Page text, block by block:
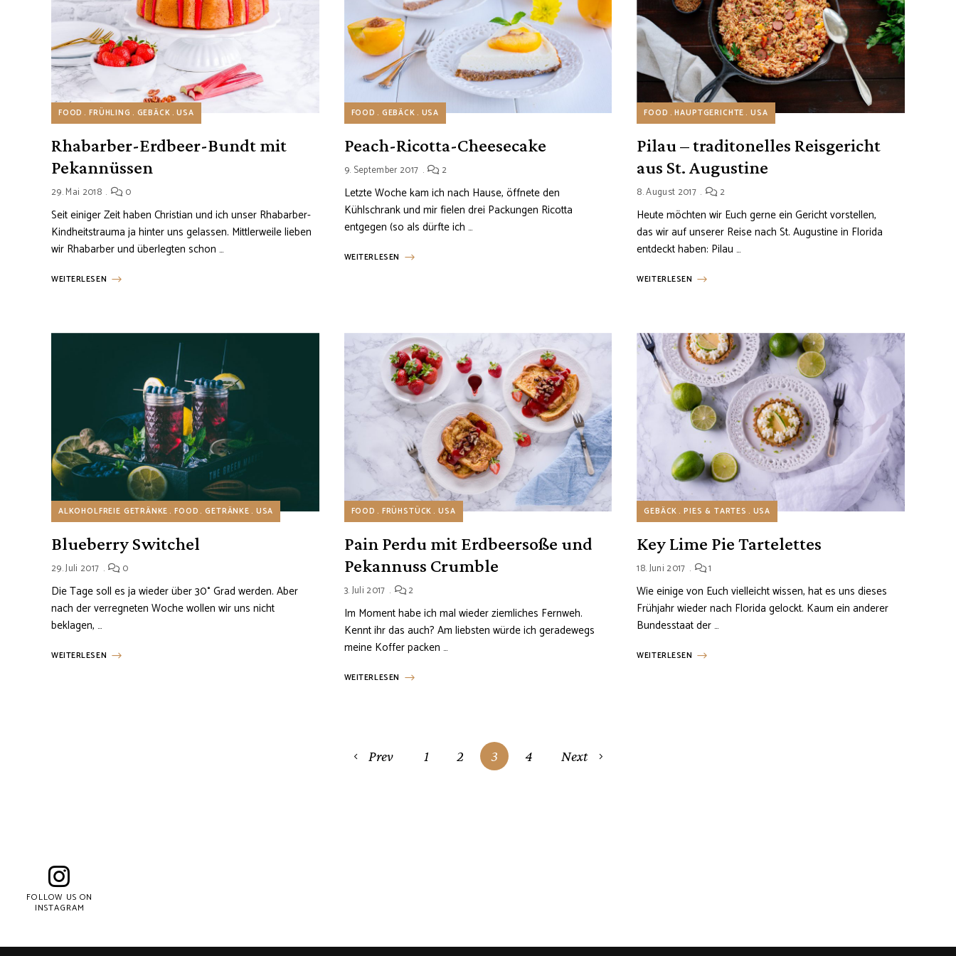
FOOD FRÜHLING GEBÄCK USA
Rhabarber-Erdbeer-Bundt mit
Pekannüssen
29. Mai 2018 0
Seit einiger Zeit haben Christian und ich unser Rhabarber-
Kindheitstrauma ja hinter uns gelassen. Mittlerweile lieben
wir Rhabarber und überlegten schon …
WEITERLESEN
FOOD GEBÄCK USA
Peach-Ricotta-Cheesecake
9. September 2017 2
Letzte Woche kam ich nach Hause, öffnete den
Kühlschrank und mir fielen drei Packungen Ricotta
entgegen (so als dürfte ich …
WEITERLESEN
FOOD HAUPTGERICHTE USA
Pilau – traditonelles Reisgericht
aus St. Augustine
8. August 2017 2
Heute möchten wir Euch gerne ein Gericht vorstellen,
das wir auf unserer Reise nach St. Augustine in Florida
entdeckt haben: Pilau …
WEITERLESEN
ALKOHOLFREIE GETRÄNKE FOOD GETRÄNKE USA
Blueberry Switchel
29. Juli 2017 0
Die Tage soll es ja wieder über 30° Grad werden. Aber
nach der verregneten Woche wollen wir uns nicht
beklagen, …
WEITERLESEN
FOOD FRÜHSTÜCK USA
Pain Perdu mit Erdbeersoße und
Pekannuss Crumble
3. Juli 2017 2
Im Moment habe ich mal wieder ziemliches Fernweh.
Kennt ihr das auch? Am liebsten würde ich geradewegs
meine Koffer packen …
WEITERLESEN
GEBÄCK PIES & TARTES USA
Key Lime Pie Tartelettes
18. Juni 2017 1
Wie einige von Euch vielleicht wissen, hat es uns dieses
Frühjahr wieder nach Florida gelockt. Kaum ein anderer
Bundesstaat der …
WEITERLESEN
Prev 1 2 3 4 Next
FOLLOW US ON
INSTAGRAM